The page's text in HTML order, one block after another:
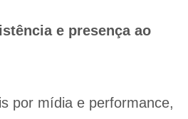
e presença ao
por mídia e performance,